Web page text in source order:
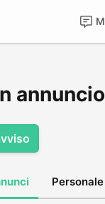
Personale